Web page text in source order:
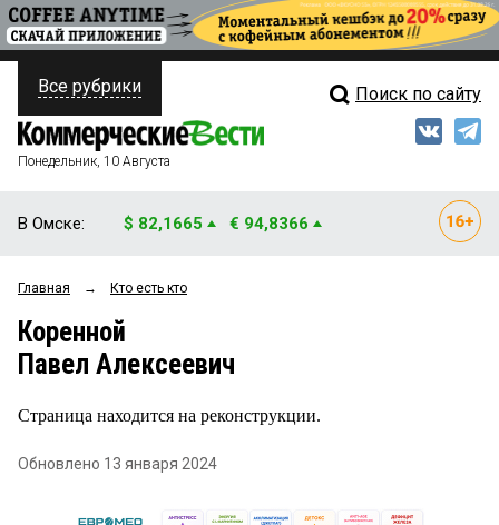
ПОЛИТИКА
ФИНАНСЫ
ОБЩЕСТВО
ЗАКОН
Свежий выпуск
Все рубрики Поиск по сайту
Понедельник, 10 Августа
В Омске: $ 82,1665 € 94,8366
Главная → Кто есть кто
Коренной
Павел Алексеевич
Страница находится на реконструкции.
Обновлено 13 января 2024